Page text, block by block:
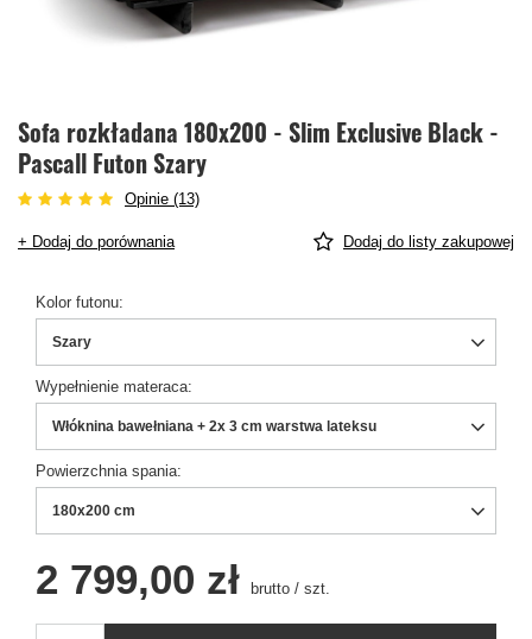
Sofa rozkładana 180x200 - Slim Exclusive Black -
Pascall Futon Szary
Opinie (13)
+ Dodaj do porównania Dodaj do listy zakupowej
Kolor futonu
Szary
Wypełnienie materaca
Włóknina bawełniana + 2x 3 cm warstwa lateksu
Powierzchnia spania
180x200 cm
2 799,00 zł brutto / szt.